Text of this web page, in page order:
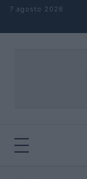
Saltar al contenido
7 agosto 2026